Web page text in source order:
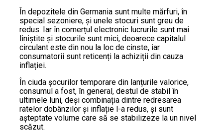
În depozitele din Germania sunt multe mărfuri, în
special sezoniere, și unele stocuri sunt greu de
redus. Iar în comerțul electronic lucrurile sunt mai
liniștite și stocurile sunt mici, deoarece capitalul
circulant este din nou la loc de cinste, iar
consumatorii sunt reticenți la achiziții din cauza
inflației.
În ciuda șocurilor temporare din lanțurile valorice,
consumul a fost, în general, destul de stabil în
ultimele luni, deși combinația dintre redresarea
ratelor dobânzilor și inflație l-a redus, și sunt
așteptate volume care să se stabilizeze la un nivel
scăzut.